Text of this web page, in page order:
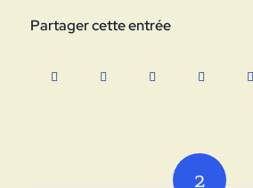
Partager cette entrée
2